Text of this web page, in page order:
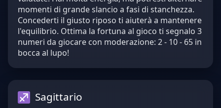
momenti di grande slancio a fasi di stanchezza.
Concederti il giusto riposo ti aiuterà a mantenere
l'equilibrio. Ottima la fortuna al gioco ti segnalo 3
numeri da giocare con moderazione: 2 - 10 - 65 in
bocca al lupo!
Sagittario